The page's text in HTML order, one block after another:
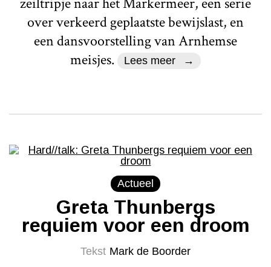
over verkeerd geplaatste bewijslast, en
een dansvoorstelling van Arnhemse
meisjes.
Lees meer
Actueel
Greta Thunbergs
requiem voor een droom
Tekst Mark de Boorder